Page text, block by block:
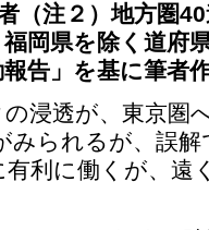
（注２）地方圏
岡県を除く道府
告」を基に筆者
浸透が、東京圏
みられるが、誤
利に働くが、遠